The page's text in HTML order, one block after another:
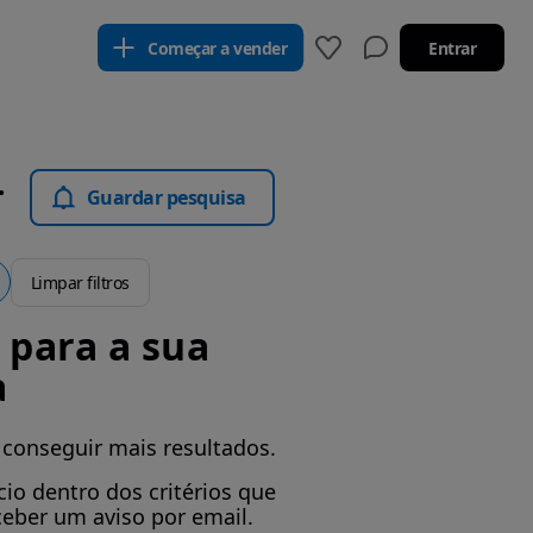
Começar a vender Entrar
Guardar pesquisa
Limpar filtros
a sua
mais resultados.
dentro dos critérios que
um aviso por email.